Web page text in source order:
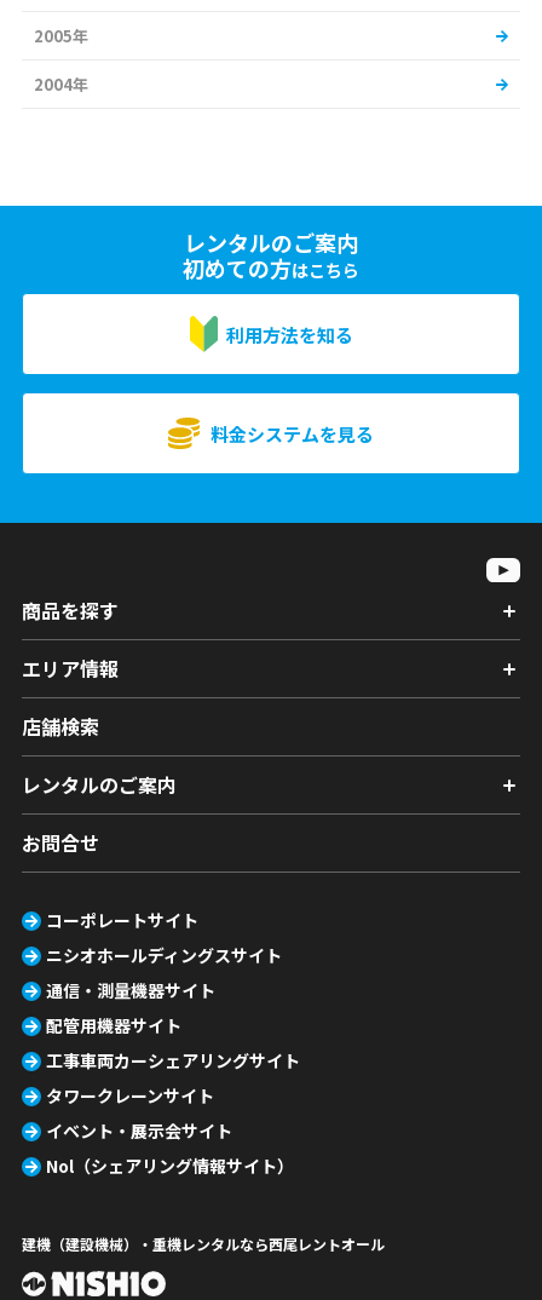
2005年
2004年
レンタルのご案内
初めての方はこちら
利用方法を知る
料金システムを見る
商品を探す
エリア情報
店舗検索
レンタルのご案内
お問合せ
コーポレートサイト
ニシオホールディングスサイト
通信・測量機器サイト
配管用機器サイト
工事車両カーシェアリングサイト
タワークレーンサイト
イベント・展示会サイト
Nol（シェアリング情報サイト）
建機（建設機械）・重機レンタルなら西尾レントオール